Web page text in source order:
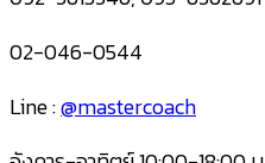
02-046-0544
Line :@mastercoach